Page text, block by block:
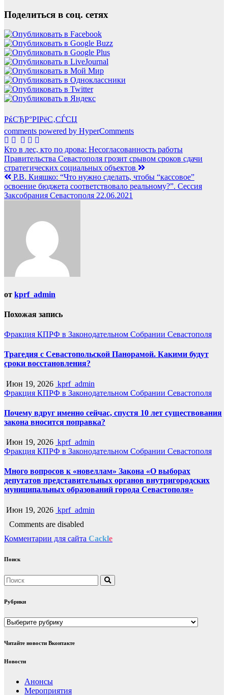
Поделиться в соц. сетях
РќСЂР°РІРёС‚СЃСЏ
comments powered by HyperComments
Навигация
по
записям
Кто в лес, кто по дрова: Несогласованность работы
Правительства Севастополя грозит срывом сроков сдачи
стратегических социальных объектов
Р.В. Кияшко: “Что нужно сделать, чтобы “кассовое”
освоение бюджета соответствовало реальному?”. Сессия
Заксобрания Севастополя 22.06.2021
от kprf_admin
Похожая запись
Фракция КПРФ в Законодательном Собрании Севастополя
Трагедия с Севастопольской Панорамой. Какими будут
сроки восстановления?
Июн 19, 2026 kprf_admin
Фракция КПРФ в Законодательном Собрании Севастополя
Почему вдруг именно сейчас, спустя 10 лет существования
закона вносится поправка?
Июн 19, 2026 kprf_admin
Фракция КПРФ в Законодательном Собрании Севастополя
Много вопросов к «новеллам» Закона «О выборах
депутатов представительных органов внутригородских
муниципальных образований города Севастополя»
Июн 19, 2026 kprf_admin
Comments are disabled
Комментарии для сайта Cackle
Поиск
Рубрики
Рубрики
Читайте новости Вконтакте
Новости
Анонсы
Мероприятия